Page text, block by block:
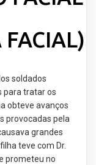
FACIAL)
soldados
para tratar os
obteve avanços
provocadas pela
grandes
teve com Dr.
prometeu no